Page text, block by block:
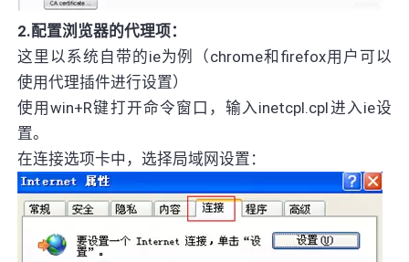
2.配置浏览器的代理项：
这里以系统自带的ie为例（chrome和firefox用户可以
使用代理插件进行设置）
使用win+R键打开命令窗口，输入inetcpl.cpl进入ie设
置。
在连接选项卡中，选择局域网设置：